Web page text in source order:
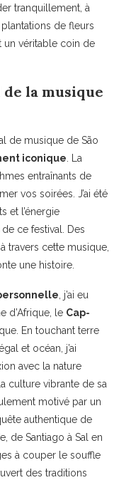
tranquillement, à
de fleurs
un véritable coin de
la musique
de musique de São
iconique. La
entraînants de
vos soirées. J’ai été
et l’énergie
ce festival. Des
travers cette musique,
une histoire.
, j’ai eu
d’Afrique, le Cap-
En touchant terre
et océan, j’ai
avec la nature
culture vibrante de sa
motivé par un
authentique de
de Santiago à Sal en
à couper le souffle
des traditions